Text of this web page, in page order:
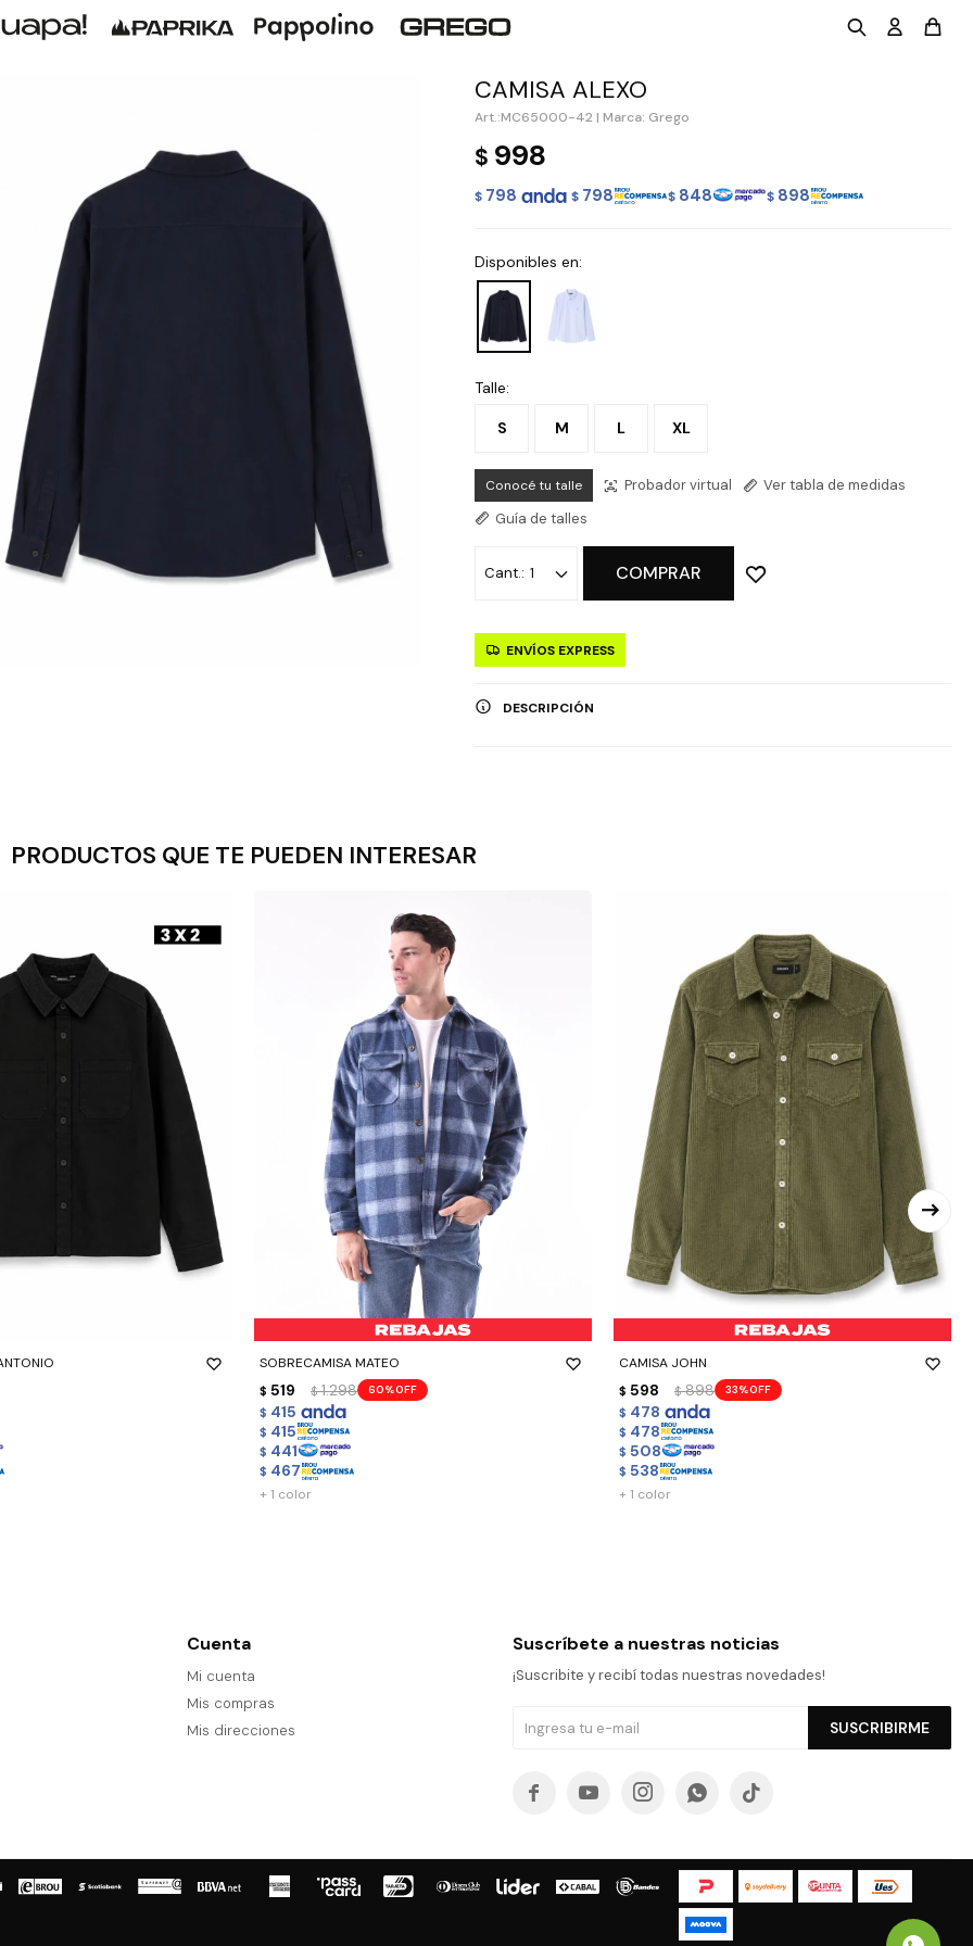
CAMISA ALEXO
MC65000-42 | Marca: Grego
$ 998
$ 798 $ 798 $ 848 $ 898
Disponibles en:
Talle:
S M L XL
Conocé tu talle Probador virtual
Ver tabla de medidas
Guía de talles
1 COMPRAR
ENVÍOS EXPRESS
DESCRIPCIÓN
PRODUCTOS QUE TE PUEDEN INTERESAR
SOBRECAMISA MATEO
$ 519 $ 1.298 60
$ 415
$ 415
$ 441
$ 467
- +
+ 1 color
CAMISA JOHN
$ 598 $ 898 33
$ 478
$ 478
$ 508
$ 538
- +
+ 1 color
Cuenta
Mi cuenta
Mis compras
Mis direcciones
Suscríbete a nuestras noticias
¡Suscribite y recibí todas nuestras novedades!
SUSCRIBIRME
    